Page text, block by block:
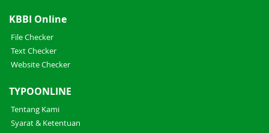
KBBI Online
File Checker
Text Checker
Website Checker
TYPOONLINE
Tentang Kami
Syarat & Ketentuan